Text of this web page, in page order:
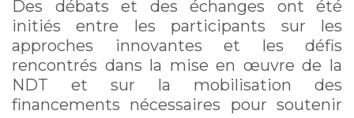
Des débats et des échanges ont été
initiés entre les participants sur les
approches innovantes et les défis
rencontrés dans la mise en œuvre de la
NDT et sur la mobilisation des
financements nécessaires pour soutenir